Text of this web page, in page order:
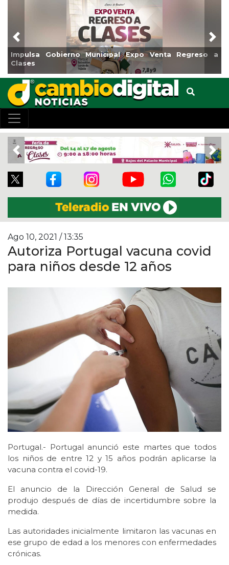
Impulsa Gobierno Municipal Expo Venta Regreso a
Clases
Previous
Previous
Ago 10, 2021 / 13:35
Autoriza Portugal vacuna covid
para niños desde 12 años
Portugal.- Portugal anunció este martes que todos
los niños de entre 12 y 15 años podrán aplicarse la
vacuna contra el covid-19.
El anuncio de la Dirección General de Salud se
produjo después de días de incertidumbre sobre la
medida.
Las autoridades inicialmente limitaron las vacunas en
ese grupo de edad a los menores con enfermedades
crónicas.